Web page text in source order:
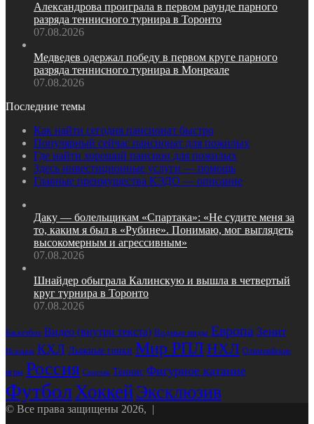
Александрова проиграла в первом раунде парного
разряда теннисного турнира в Торонто
07.08.2026
Медведев одержал победу в первом круге парного
разряда теннисного турнира в Монреале
07.08.2026
Последние темы
Как найти сегодня пансионат быстро
Популярный сейчас пансионат для пожилых
Где найти хороший пансион для пожилых
Здесь инвестиционные услуги — помощь
Главные преимущества КЭДО — описание
Даку — болельщикам «Спартака»: «Не судите меня за
то, каким я был в «Рубине». Понимаю, мог выглядеть
высокомерным и агрессивным»
07.08.2026
Шнайдер обыграла Калинскую и вышла в четвертый
круг турнира в Торонто
07.08.2026
Баскетбол Видео (внутри текста) Водные виды Европа Зенит
Испания КХЛ Лыжные гонки Мир РПЛНХЛ Олимпийские
игры Россия Спартак Теннис Фигурное катание
ФутболХоккейЭксклюзив
© Все права защищены 2026, |